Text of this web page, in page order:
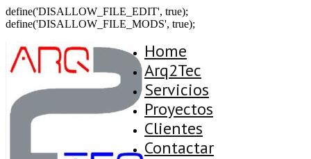
define('DISALLOW_FILE_EDIT', true);
define('DISALLOW_FILE_MODS', true);
Home
Arq2Tec
Servicios
Proyectos
Clientes
Contactar